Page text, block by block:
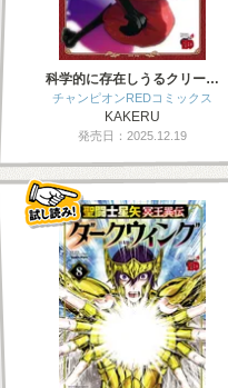
科学的に存在しうるクリー…
チャンピオンREDコミックス
KAKERU
発売日：2025.12.19